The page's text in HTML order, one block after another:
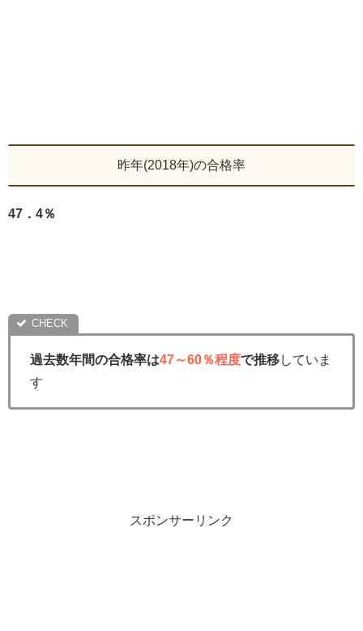
昨年(2018年)の合格率
47．4％
過去数年間の合格率は47～60％程度で推移していま
す
スポンサーリンク